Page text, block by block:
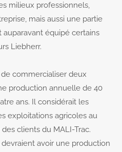
consectetuer adipiscing
dolor. Aenean massa.
et magnis dis
ridiculus mus. Donec
milieux professionnels,
mais aussi une partie
équipé certains
Liebherr.
commercialiser deux
production annuelle de 40
ans. Il considérait les
exploitations agricoles au
clients du MALI-Trac.
avoir une production